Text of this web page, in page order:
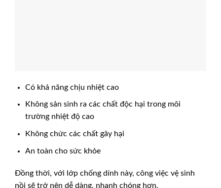
Có khả năng chịu nhiệt cao
Không sản sinh ra các chất độc hại trong môi
trường nhiệt độ cao
Không chức các chất gây hại
An toàn cho sức khỏe
Đồng thời, với lớp chống dính này, công việc vệ sinh
nồi sẽ trở nên dễ dàng, nhanh chóng hơn.